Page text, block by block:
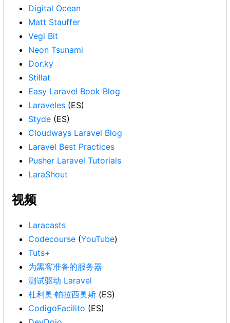
Digital Ocean
Matt Stauffer
Vegi Bit
Neon Tsunami
Dor.ky
Stillat
Easy Laravel Book Blog
Laraveles (ES)
Styde (ES)
Cloudways Laravel Blog
Laravel Best Practices
Pusher Laravel Tutorials
LaraShout
视频
Laracasts
Codecourse (YouTube)
Tuts+
为黑客准备的服务器
测试驱动 Laravel
杜利奥·帕拉西奥斯 (ES)
CodigoFacilito (ES)